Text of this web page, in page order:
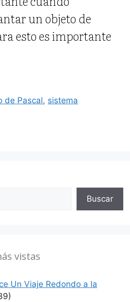
un objeto de
esto es importante
de Pascal, sistema
Buscar
vistas
Un Viaje Redondo a la